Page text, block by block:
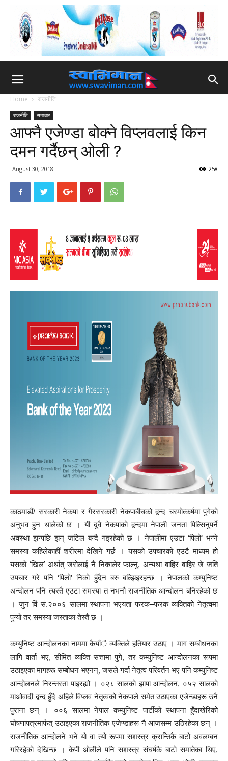
Home राजनीति
राजनीति समाचार
आफ्नै एजेण्डा बोक्ने विप्लवलाई किन
दमन गर्दैछन् ओली ?
August 30, 2018 258
काठमाडौं/ सरकारी नेकपा र गैरसरकारी नेकपाबीचको द्वन्द चरमोत्कर्षमा पुगेको
अनुभव हुन थालेको छ । यी दुवै नेकपाको द्वन्दमा नेपाली जनता पिल्सिनुपर्ने
अवस्था झन्पछि झन् जटिल बन्दै गइरहेको छ । नेपालीमा एउटा ‘पिलो’ भन्ने
समस्या कहिलेकाहीं शरीरमा देखिने गर्छ । यसको उपचारको एउटै माध्यम हो
यसको ‘खिल’ अर्थात् जरोलाई नै निकालेर फाल्नु, अन्यथा बाहिर बाहिर जे जति
उपचार गरे पनि ‘पिलो’ निको हुँदैन बरु बल्झिइरहन्छ । नेपालको कम्युनिष्ट
अन्दोलन पनि त्यस्तै एउटा समस्या त नभनौ राजनीतिक आन्दोलन बनिरहेको छ
। जुन विं सं.२००६ सालमा स्थापना भएयता फरक–फरक व्यक्तिको नेतृत्वमा
पुग्यो तर समस्या जस्ताका तेस्तै छ ।
कम्युनिष्ट आन्दोलनका नाममा कैयाँै व्यक्तिले हतियार उठाए । माग सम्बोधनका
लागि वार्ता भए, सीमित व्यक्ति सत्तामा पुगे, तर कम्युनिष्ट आन्दोलनका रूपमा
उठाइएका मागहरू सम्बोधन भएनन्, जसले गर्दा नेतृत्व परिवर्तन भए पनि कम्युनिष्ट
आन्दोलनले निरन्तरता पाइरह्यो । ०२८ सालको झापा आन्दोलन, ०५२ सालको
माओवादी द्वन्द हुँदै अहिले विप्लव नेतृत्वको नेकपाले समेत उठाएका एजेन्डाहरू उनै
पुराना छन् । ००६ सालमा नेपाल कम्युनिष्ट पार्टीको स्थापना हुँदाखेरिको
घोषणापत्रमार्फत् उठाइएका राजनीतिक एजेण्डाहरू नै आजसम्म उठिरहेका छन् ।
राजनीतिक आन्दोलने भने यो वा त्यो रूपमा सशस्त्र क्रान्तिकै बाटो अवलम्बन
गरिरहेको देखिन्छ । केपी ओलीले पनि सशस्त्र संघर्षकै बाटो समातेका थिए,